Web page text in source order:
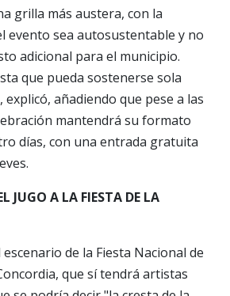
grilla más austera, con la
evento sea autosustentable y no
adicional para el municipio.
que pueda sostenerse sola
explicó, añadiendo que pese a las
mantendrá su formato
días, con una entrada gratuita
JUGO A LA FIESTA DE LA
de la Fiesta Nacional de
que sí tendrá artistas